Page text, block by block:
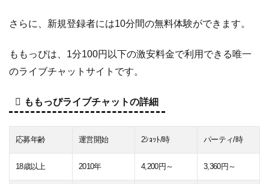
さらに、新規登録者には10分間の無料体験ができます。
ももっぴは、1分100円以下の激安料金で利用できる唯一
のライブチャットサイトです。
ももっぴライブチャットの詳細
応募年齢 運営開始 2ｼｮｯﾄ/時 パーティ/時
18歳以上 2010年 4,200円～ 3,360円～